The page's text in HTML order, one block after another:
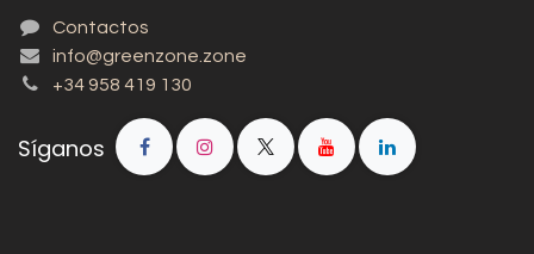
Contactos
info@greenzone.zone
+34 958 419 130
Síganos